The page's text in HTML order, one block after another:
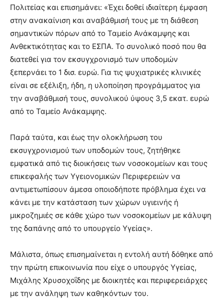
Πολιτείας και επισημάνει: «Έχει δοθεί ιδιαίτερη έμφαση
στην ανακαίνιση και αναβάθμισή τους με τη διάθεση
σημαντικών πόρων από το Ταμείο Ανάκαμψης και
Ανθεκτικότητας και το ΕΣΠΑ. Το συνολικό ποσό που θα
διατεθεί για τον εκσυγχρονισμό των υποδομών
ξεπερνάει το 1 δισ. ευρώ. Για τις ψυχιατρικές κλινικές
είναι σε εξέλιξη, ήδη, η υλοποίηση προγράμματος για
την αναβάθμισή τους, συνολικού ύψους 3,5 εκατ. ευρώ
από το Ταμείο Ανάκαμψης.
Παρά ταύτα, και έως την ολοκλήρωση του
εκσυγχρονισμού των υποδομών τους, ζητήθηκε
εμφατικά από τις διοικήσεις των νοσοκομείων και τους
επικεφαλής των Υγειονομικών Περιφερειών να
αντιμετωπίσουν άμεσα οποιοδήποτε πρόβλημα έχει να
κάνει με την κατάσταση των χώρων υγιεινής ή
μικροζημιές σε κάθε χώρο των νοσοκομείων με κάλυψη
της δαπάνης από το υπουργείο Υγείας».
Μάλιστα, όπως επισημαίνεται η εντολή αυτή δόθηκε από
την πρώτη επικοινωνία που είχε ο υπουργός Υγείας,
Μιχάλης Χρυσοχοΐδης με διοικητές και περιφερειάρχες
με την ανάληψη των καθηκόντων του.